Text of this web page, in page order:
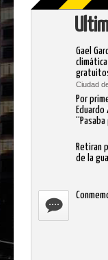
Gael
Ciudad
Por
Eduardo
Retiran
de la